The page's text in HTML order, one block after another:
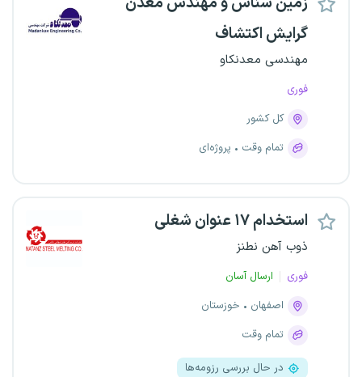
گرایش اکتشاف
مهندسی معدنکاو
فوری
کل کشور
تمام وقت
پروژه‌ای
استخدام ۱۷ عنوان شغلی
ذوب آهن نطنز
فوری
ارسال آسان
اصفهان
خوزستان
تمام وقت
در حال بررسی رزومه‌ها